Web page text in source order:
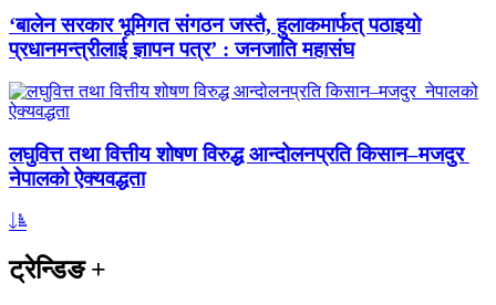
‘बालेन सरकार भूमिगत संगठन जस्तै, हुलाकमार्फत् पठाइयो
प्रधानमन्त्रीलाई ज्ञापन पत्र’ : जनजाति महासंघ
लघुवित्त तथा वित्तीय शोषण विरुद्ध आन्दोलनप्रति किसान–मजदुर
नेपालको ऐक्यवद्धता
ट्रेन्डिङ+